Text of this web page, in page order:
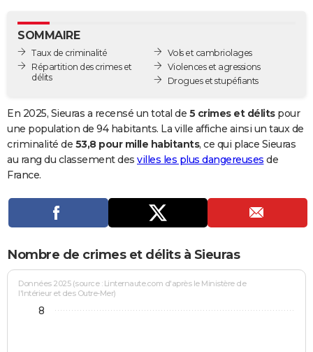
GUIDES D'ACHAT
BONS PLANS
Carte de Noël
Carte Bonne année
Carte Saint-Valentin
Carte Pâques
Carte d'anniversaire
DICTIONNAIRE
Dictionnaire
Biographies
Citations
Expressions
Proverbes
PROGRAMME TV
Se connecter
Entreprises
Service militaire
Avis de recherche
AVIS DE DÉCÈS
Bricolage
Lifestyle
Culture
Sport
Auto
Television
Voyage
Cinema
SOMMAIRE
Taux de criminalité
Répartition des crimes et
délits
Vols et cambriolages
Violences et agressions
Drogues et stupéfiants
En 2025, Sieuras a recensé un total de 5 crimes et délitspour
une population de 94 habitants. La ville affiche ainsi un taux de
criminalité de 53,8 pour mille habitants, ce qui place Sieuras
au rang du classement des villes les plus dangereuses de
France.
Nombre de crimes et délits à Sieuras
Données 2025 (source : Linternaute.com d'après le Ministère de
l'Intérieur et des Outre-Mer)
8